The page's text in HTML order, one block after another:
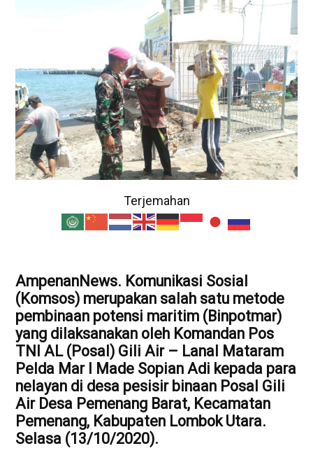
Terjemahan
AmpenanNews. Komunikasi Sosial
(Komsos) merupakan salah satu metode
pembinaan potensi maritim (Binpotmar)
yang dilaksanakan oleh Komandan Pos
TNI AL (Posal) Gili Air – Lanal Mataram
Pelda Mar I Made Sopian Adi kepada para
nelayan di desa pesisir binaan Posal Gili
Air Desa Pemenang Barat, Kecamatan
Pemenang, Kabupaten Lombok Utara.
Selasa (13/10/2020).